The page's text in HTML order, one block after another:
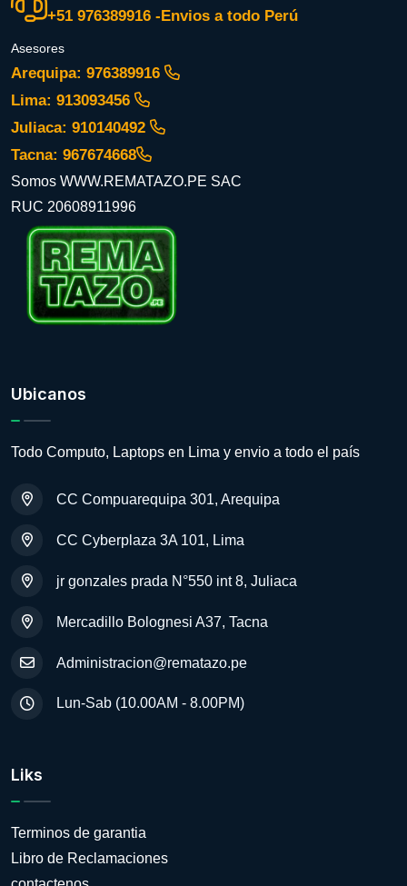
+51 976389916 -Envios a todo Perú
Asesores
Arequipa: 976389916
Lima: 913093456
Juliaca: 910140492
Tacna: 967674668
Somos WWW.REMATAZO.PE SAC
RUC 20608911996
Ubicanos
Todo Computo, Laptops en Lima y envio a todo el país
CC Compuarequipa 301, Arequipa
CC Cyberplaza 3A 101, Lima
jr gonzales prada N°550 int 8, Juliaca
Mercadillo Bolognesi A37, Tacna
Administracion@rematazo.pe
Lun-Sab (10.00AM - 8.00PM)
Liks
Terminos de garantia
Libro de Reclamaciones